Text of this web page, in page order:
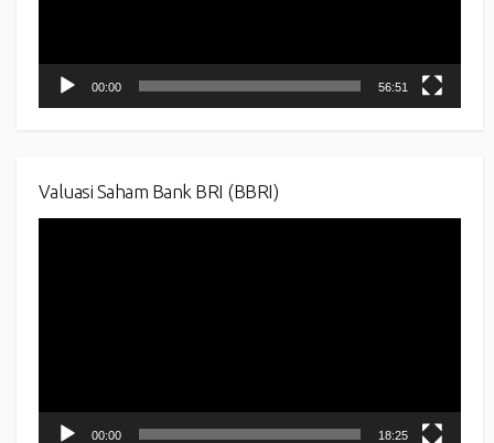
00:00 56:51
Valuasi Saham Bank BRI (BBRI)
00:00 18:25